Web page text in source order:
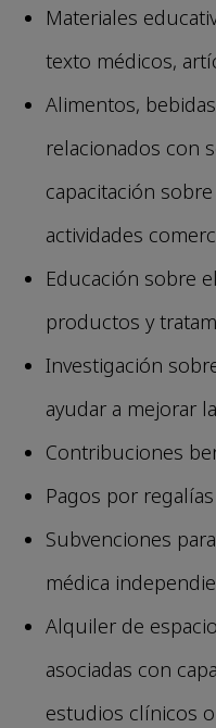
Materiales
texto médicos,
Alimentos,
relacionados con
capacitación
actividades
Educación sobre
productos y
Investigación
ayudar a mejorar
Contribuciones
Pagos por
Subvenciones
médica
Alquiler de
asociadas con
estudios clínicos